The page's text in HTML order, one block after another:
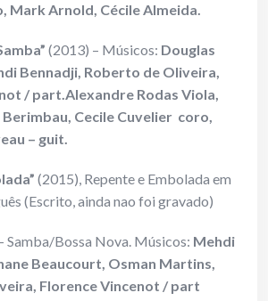
Mark Arnold, Cécile Almeida.
(2013) – Músicos: Douglas
Bennadji, Roberto de Oliveira,
/ part.Alexandre Rodas Viola,
Cecile Cuvelier coro,
– guit.
(2015), Repente e Embolada em
(Escrito, ainda nao foi gravado)
Samba/Bossa Nova. Músicos: Mehdi
Beaucourt, Osman Martins,
Florence Vincenot / part